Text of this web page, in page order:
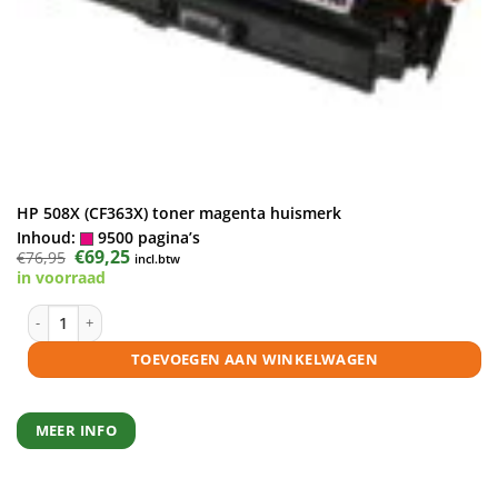
HP 508X (CF363X) toner magenta huismerk
Inhoud:
9500 pagina’s
€76,95 Oorspronkelijke
prijs
was:
€69,25Huidige
prijs
incl.btw
in voorraad
HP 508X (CF363X) toner magenta huismerk aantal
TOEVOEGEN AAN WINKELWAGEN
MEER INFO